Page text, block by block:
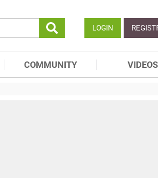
LOGIN
COMMUNITY VIDEOS